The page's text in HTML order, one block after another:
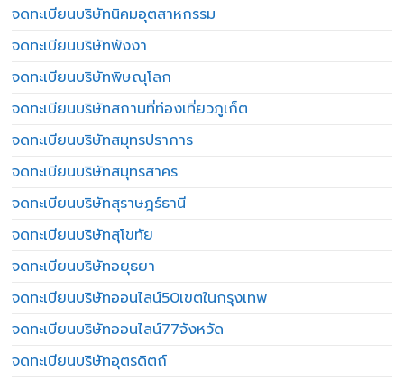
จดทะเบียนบริษัทนิคมอุตสาหกรรม
จดทะเบียนบริษัทพังงา
จดทะเบียนบริษัทพิษณุโลก
จดทะเบียนบริษัทสถานที่ท่องเที่ยวภูเก็ต
จดทะเบียนบริษัทสมุทรปราการ
จดทะเบียนบริษัทสมุทรสาคร
จดทะเบียนบริษัทสุราษฎร์ธานี
จดทะเบียนบริษัทสุโขทัย
จดทะเบียนบริษัทอยุธยา
จดทะเบียนบริษัทออนไลน์50เขตในกรุงเทพ
จดทะเบียนบริษัทออนไลน์77จังหวัด
จดทะเบียนบริษัทอุตรดิตถ์